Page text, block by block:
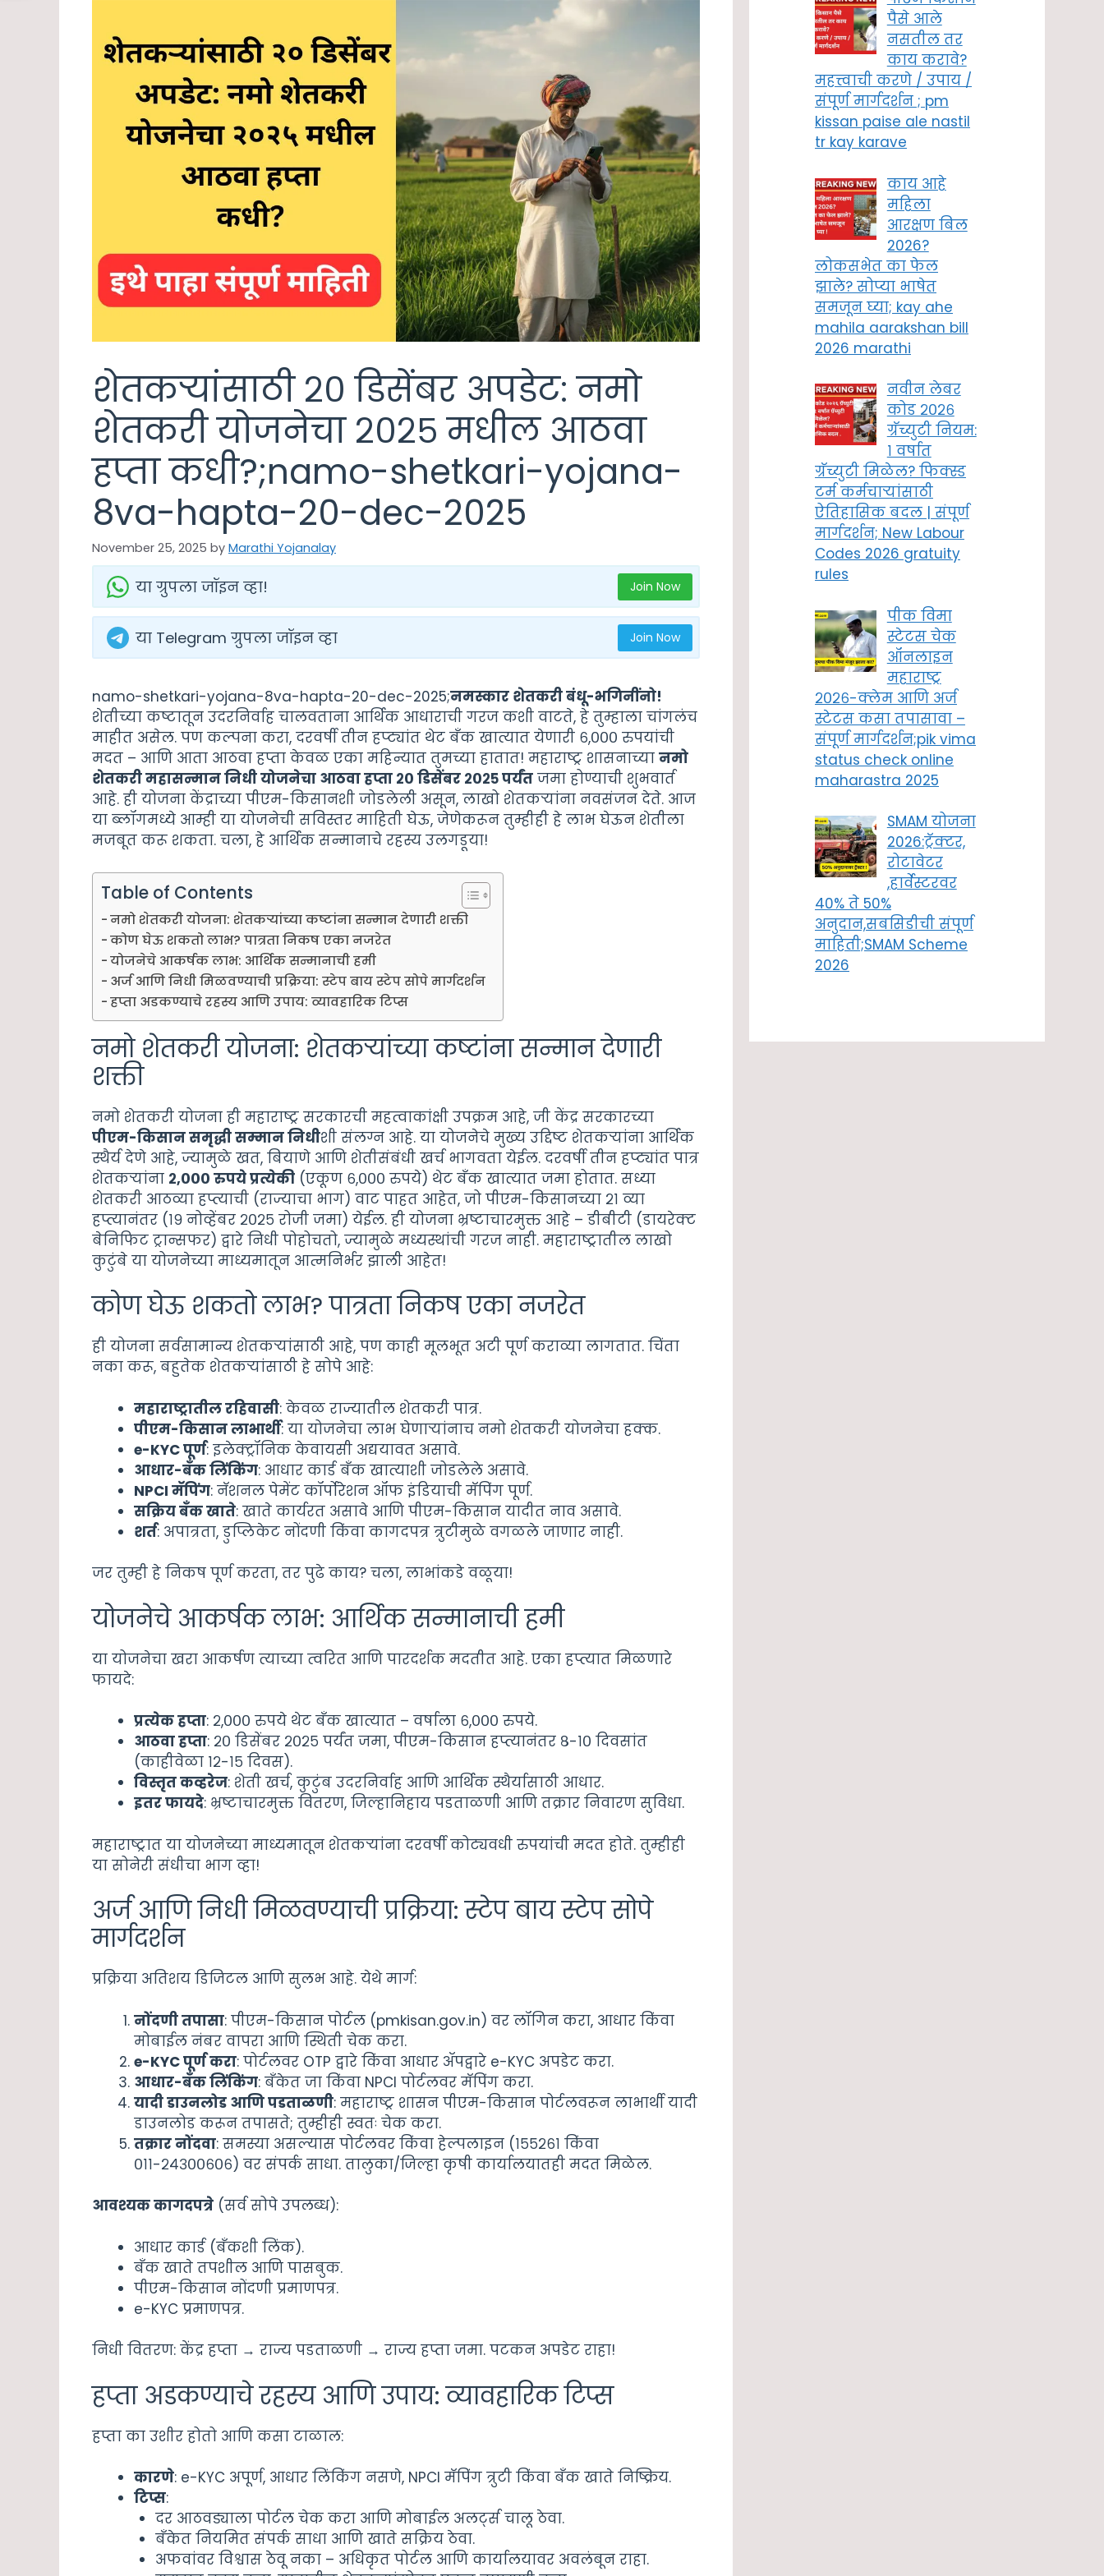
शेतकऱ्यांसाठी २० डिसेंबर अपडेट: नमो
शेतकरी योजनेचा २०२५ मधील आठवा
हप्ता कधी?;namo-shetkari-yojana-
8va-hapta-20-dec-2025
November 25, 2025 by Marathi Yojanalay
या ग्रुपला जॉइन व्हा! Join Now
या Telegram ग्रुपला जॉइन व्हा Join Now
namo-shetkari-yojana-8va-hapta-20-dec-2025;नमस्कार शेतकरी बंधू-भगिनींनो!
शेतीच्या कष्टातून उदरनिर्वाह चालवताना आर्थिक आधाराची गरज कशी वाटते, हे तुम्हाला चांगलंच
माहीत असेल. पण कल्पना करा, दरवर्षी तीन हप्ट्यांत थेट बँक खात्यात येणारी ६,००० रुपयांची
मदत – आणि आता आठवा हप्ता केवळ एका महिन्यात तुमच्या हातात! महाराष्ट्र शासनाच्या नमो
शेतकरी महासन्मान निधी योजनेचा आठवा हप्ता २० डिसेंबर २०२५ पर्यंत जमा होण्याची शुभवार्त
आहे. ही योजना केंद्राच्या पीएम-किसानशी जोडलेली असून, लाखो शेतकऱ्यांना नवसंजन देते. आज
या ब्लॉगमध्ये आम्ही या योजनेची सविस्तर माहिती घेऊ, जेणेकरून तुम्हीही हे लाभ घेऊन शेतीला
मजबूत करू शकता. चला, हे आर्थिक सन्मानाचे रहस्य उलगडूया!
Table of Contents
नमो शेतकरी योजना: शेतकऱ्यांच्या कष्टांना सन्मान देणारी शक्ती
कोण घेऊ शकतो लाभ? पात्रता निकष एका नजरेत
योजनेचे आकर्षक लाभ: आर्थिक सन्मानाची हमी
अर्ज आणि निधी मिळवण्याची प्रक्रिया: स्टेप बाय स्टेप सोपे मार्गदर्शन
हप्ता अडकण्याचे रहस्य आणि उपाय: व्यावहारिक टिप्स
नमो शेतकरी योजना: शेतकऱ्यांच्या कष्टांना सन्मान देणारी
शक्ती
नमो शेतकरी योजना ही महाराष्ट्र सरकारची महत्वाकांक्षी उपक्रम आहे, जी केंद्र सरकारच्या
पीएम-किसान समृद्धी सम्मान निधीशी संलग्न आहे. या योजनेचे मुख्य उद्दिष्ट शेतकऱ्यांना आर्थिक
स्थैर्य देणे आहे, ज्यामुळे खत, बियाणे आणि शेतीसंबंधी खर्च भागवता येईल. दरवर्षी तीन हप्ट्यांत पात्र
शेतकऱ्यांना २,००० रुपये प्रत्येकी (एकूण ६,००० रुपये) थेट बँक खात्यात जमा होतात. सध्या
शेतकरी आठव्या हप्त्याची (राज्याचा भाग) वाट पाहत आहेत, जो पीएम-किसानच्या २१ व्या
हप्त्यानंतर (१९ नोव्हेंबर २०२५ रोजी जमा) येईल. ही योजना भ्रष्टाचारमुक्त आहे – डीबीटी (डायरेक्ट
बेनिफिट ट्रान्सफर) द्वारे निधी पोहोचतो, ज्यामुळे मध्यस्थांची गरज नाही. महाराष्ट्रातील लाखो
कुटुंबे या योजनेच्या माध्यमातून आत्मनिर्भर झाली आहेत!
कोण घेऊ शकतो लाभ? पात्रता निकष एका नजरेत
ही योजना सर्वसामान्य शेतकऱ्यांसाठी आहे, पण काही मूलभूत अटी पूर्ण कराव्या लागतात. चिंता
नका करू, बहुतेक शेतकऱ्यांसाठी हे सोपे आहे:
महाराष्ट्रातील रहिवासी: केवळ राज्यातील शेतकरी पात्र.
पीएम-किसान लाभार्थी: या योजनेचा लाभ घेणाऱ्यांनाच नमो शेतकरी योजनेचा हक्क.
e-KYC पूर्ण: इलेक्ट्रॉनिक केवायसी अद्ययावत असावे.
आधार-बँक लिंकिंग: आधार कार्ड बँक खात्याशी जोडलेले असावे.
NPCI मॅपिंग: नॅशनल पेमेंट कॉर्पोरेशन ऑफ इंडियाची मॅपिंग पूर्ण.
सक्रिय बँक खाते: खाते कार्यरत असावे आणि पीएम-किसान यादीत नाव असावे.
शर्त: अपात्रता, डुप्लिकेट नोंदणी किंवा कागदपत्र त्रुटीमुळे वगळले जाणार नाही.
जर तुम्ही हे निकष पूर्ण करता, तर पुढे काय? चला, लाभांकडे वळूया!
योजनेचे आकर्षक लाभ: आर्थिक सन्मानाची हमी
या योजनेचा खरा आकर्षण त्याच्या त्वरित आणि पारदर्शक मदतीत आहे. एका हप्त्यात मिळणारे
फायदे:
प्रत्येक हप्ता: २,००० रुपये थेट बँक खात्यात – वर्षाला ६,००० रुपये.
आठवा हप्ता: २० डिसेंबर २०२५ पर्यंत जमा, पीएम-किसान हप्त्यानंतर ८-१० दिवसांत
(काहीवेळा १२-१५ दिवस).
विस्तृत कव्हरेज: शेती खर्च, कुटुंब उदरनिर्वाह आणि आर्थिक स्थैर्यासाठी आधार.
इतर फायदे: भ्रष्टाचारमुक्त वितरण, जिल्हानिहाय पडताळणी आणि तक्रार निवारण सुविधा.
महाराष्ट्रात या योजनेच्या माध्यमातून शेतकऱ्यांना दरवर्षी कोट्यवधी रुपयांची मदत होते. तुम्हीही
या सोनेरी संधीचा भाग व्हा!
अर्ज आणि निधी मिळवण्याची प्रक्रिया: स्टेप बाय स्टेप सोपे
मार्गदर्शन
प्रक्रिया अतिशय डिजिटल आणि सुलभ आहे. येथे मार्ग:
नोंदणी तपासा: पीएम-किसान पोर्टल (pmkisan.gov.in) वर लॉगिन करा, आधार किंवा
मोबाईल नंबर वापरा आणि स्थिती चेक करा.
e-KYC पूर्ण करा: पोर्टलवर OTP द्वारे किंवा आधार ॲपद्वारे e-KYC अपडेट करा.
आधार-बँक लिंकिंग: बँकेत जा किंवा NPCI पोर्टलवर मॅपिंग करा.
यादी डाउनलोड आणि पडताळणी: महाराष्ट्र शासन पीएम-किसान पोर्टलवरून लाभार्थी यादी
डाउनलोड करून तपासते; तुम्हीही स्वतः चेक करा.
तक्रार नोंदवा: समस्या असल्यास पोर्टलवर किंवा हेल्पलाइन (१५५२६१ किंवा
०११-२४३००६०६) वर संपर्क साधा. तालुका/जिल्हा कृषी कार्यालयातही मदत मिळेल.
आवश्यक कागदपत्रे (सर्व सोपे उपलब्ध):
आधार कार्ड (बँकशी लिंक).
बँक खाते तपशील आणि पासबुक.
पीएम-किसान नोंदणी प्रमाणपत्र.
e-KYC प्रमाणपत्र.
निधी वितरण: केंद्र हप्ता → राज्य पडताळणी → राज्य हप्ता जमा. पटकन अपडेट राहा!
हप्ता अडकण्याचे रहस्य आणि उपाय: व्यावहारिक टिप्स
हप्ता का उशीर होतो आणि कसा टाळाल:
कारणे: e-KYC अपूर्ण, आधार लिंकिंग नसणे, NPCI मॅपिंग त्रुटी किंवा बँक खाते निष्क्रिय.
टिप्स:
दर आठवड्याला पोर्टल चेक करा आणि मोबाईल अलर्ट्स चालू ठेवा.
बँकेत नियमित संपर्क साधा आणि खाते सक्रिय ठेवा.
अफवांवर विश्वास ठेवू नका – अधिकृत पोर्टल आणि कार्यालयावर अवलंबून राहा.
पैसे आले
नसतील तर
काय करावे?
महत्त्वाची करणे / उपाय /
संपूर्ण मार्गदर्शन ; pm
kissan paise ale nastil
tr kay karave
काय आहे
महिला
आरक्षण बिल
2026?
लोकसभेत का फेल
झाले? सोप्या भाषेत
समजून घ्या; kay ahe
mahila aarakshan bill
2026 marathi
नवीन लेबर
कोड २०२६
ग्रॅच्युटी नियम:
१ वर्षात
ग्रॅच्युटी मिळेल? फिक्स्ड
टर्म कर्मचाऱ्यांसाठी
ऐतिहासिक बदल | संपूर्ण
मार्गदर्शन; New Labour
Codes 2026 gratuity
rules
पीक विमा
स्टेटस चेक
ऑनलाइन
महाराष्ट्र
२०२६-क्लेम आणि अर्ज
स्टेटस कसा तपासावा –
संपूर्ण मार्गदर्शन;pik vima
status check online
maharastra 2025
SMAM योजना
2026:ट्रॅक्टर,
रोटावेटर
,हार्वेस्टरवर
40% ते 50%
अनुदान,सबसिडीची संपूर्ण
माहिती;SMAM Scheme
2026